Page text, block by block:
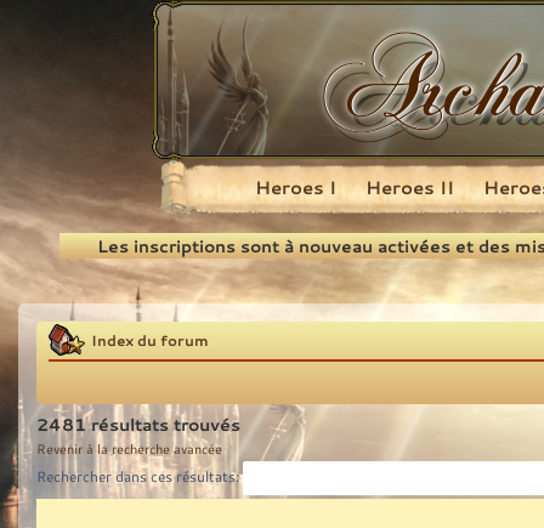
Recherche
Heroes I Heroes II
Les inscriptions sont à nouveau activées et des
Index du forum
2481 résultats trouvés
Revenir à la recherche avancée
Rechercher dans ces résultats: